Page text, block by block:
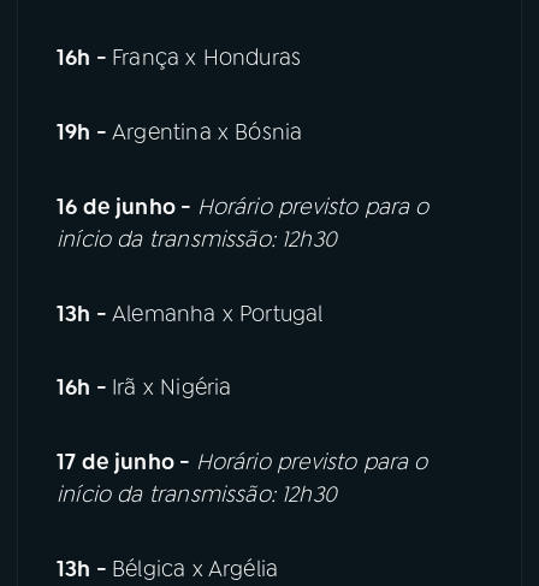
16h - França x Honduras
19h -Argentina x Bósnia
16 de junho - Horário previsto para o
início da transmissão: 12h30
13h -Alemanha x Portugal
16h - Irã x Nigéria
17 de junho - Horário previsto para o
início da transmissão: 12h30
13h - Bélgica x Argélia